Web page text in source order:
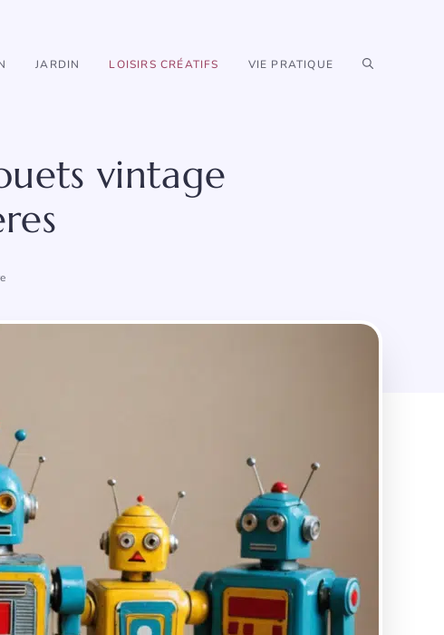
JARDIN LOISIRS CRÉATIFS VIE PRATIQUE
vintage